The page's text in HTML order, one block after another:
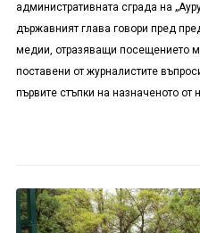
административната сграда на
държавният глава говори пред
медии, отразяващи посещението
поставени от журналистите
първите стъпки на назначеното от